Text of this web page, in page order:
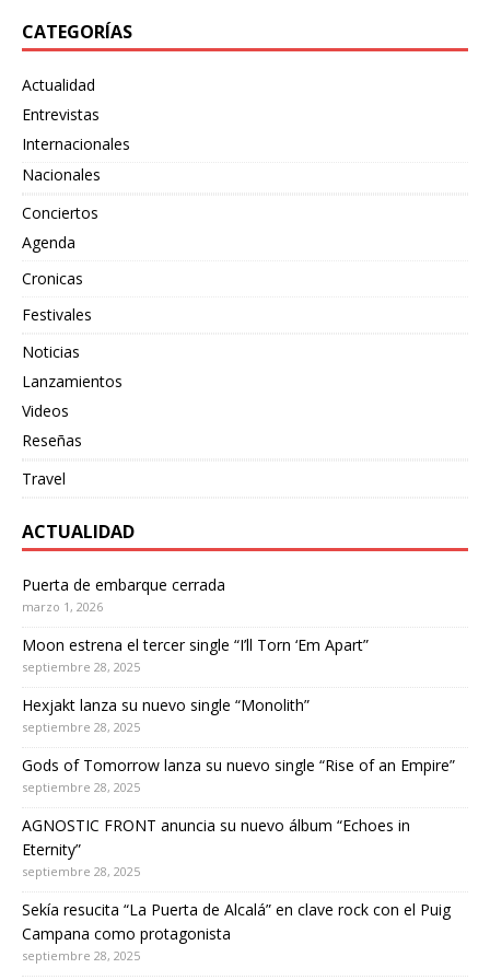
CATEGORÍAS
Actualidad
Entrevistas
Internacionales
Nacionales
Conciertos
Agenda
Cronicas
Festivales
Noticias
Lanzamientos
Videos
Reseñas
Travel
ACTUALIDAD
Puerta de embarque cerrada
marzo 1, 2026
Moon estrena el tercer single “I’ll Torn ‘Em Apart”
septiembre 28, 2025
Hexjakt lanza su nuevo single “Monolith”
septiembre 28, 2025
Gods of Tomorrow lanza su nuevo single “Rise of an Empire”
septiembre 28, 2025
AGNOSTIC FRONT anuncia su nuevo álbum “Echoes in
Eternity”
septiembre 28, 2025
Sekía resucita “La Puerta de Alcalá” en clave rock con el Puig
Campana como protagonista
septiembre 28, 2025